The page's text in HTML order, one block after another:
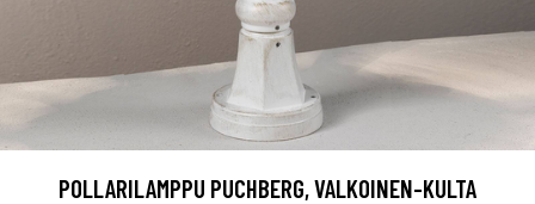
POLLARILAMPPU PUCHBERG, VALKOINEN-KULTA